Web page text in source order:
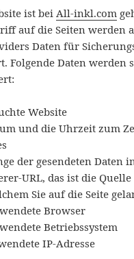
ist beiAll-inkl.com
auf die Seiten werden
Daten für
Folgende Daten werden
Website
und die Uhrzeit zum
der gesendeten Daten
URL, das ist die
Sie auf die Seite
Browser
Betriebssystem
IP-Adresse